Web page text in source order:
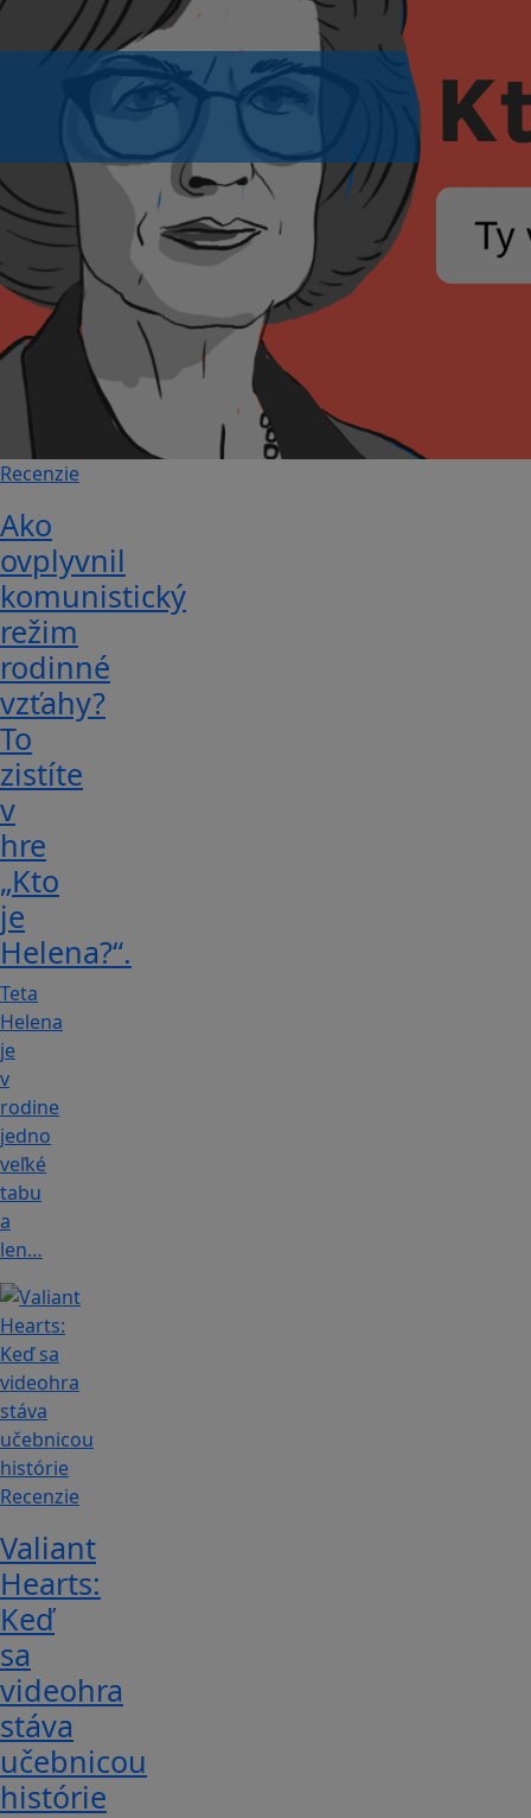
Recenzie
Ako
ovplyvnil
komunistický
režim
rodinné
vzťahy?
To
zistíte
v
hre
„Kto
je
Helena?“.
Teta
Helena
je
v
rodine
jedno
veľké
tabu
a
len…
Recenzie
Valiant
Hearts:
Keď
sa
videohra
stáva
učebnicou
histórie